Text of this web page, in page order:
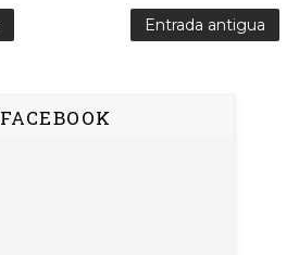
Entrada antigua
FACEBOOK